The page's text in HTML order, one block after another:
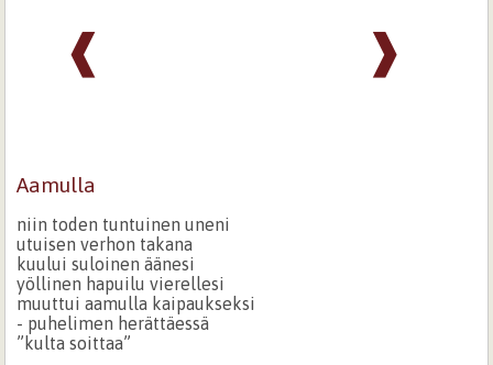
❱
❰
Aamulla
niin toden tuntuinen uneni
utuisen verhon takana
kuului suloinen äänesi
yöllinen hapuilu vierellesi
muuttui aamulla kaipaukseksi
- puhelimen herättäessä
”kulta soittaa”